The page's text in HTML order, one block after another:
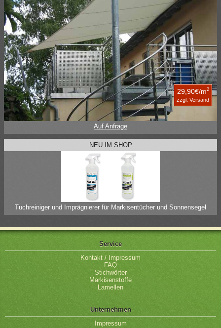
29,90€/m2
zzgl. Versand
Auf Anfrage
NEU IM SHOP
Tuchreiniger und Imprägnierer für Markisentücher und Sonnensegel
Service
Kontakt / Impressum
FAQ
Stichwörter
Markisenstoffe
Lamellen
Unternehmen
Impressum